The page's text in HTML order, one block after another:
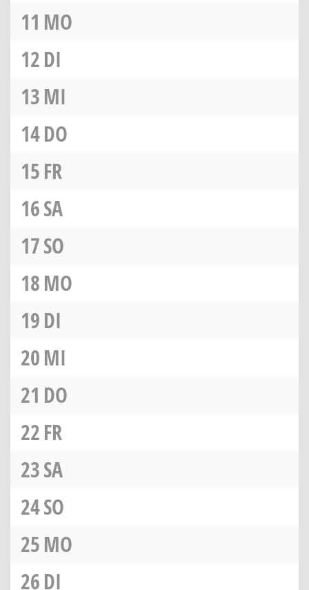
11 MO
12DI
13MI
14DO
15FR
16SA
17SO
18MO
19DI
20MI
21 DO
22FR
23SA
24SO
25MO
26DI